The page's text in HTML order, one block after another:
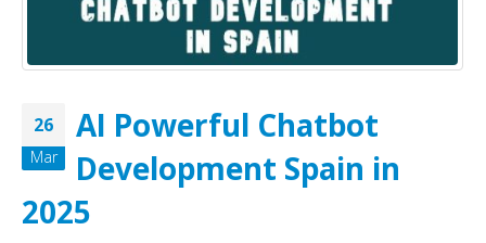
26
Mar
AI Powerful Chatbot
Development Spain in
2025